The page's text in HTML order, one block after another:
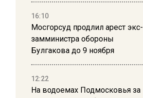
16:10
Мосгорсуд продлил арест экс-
замминистра обороны
Булгакова до 9 ноября
12:22
На водоемах Подмосковья за